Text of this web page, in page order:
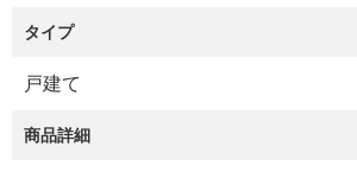
タイプ
戸建て
商品詳細